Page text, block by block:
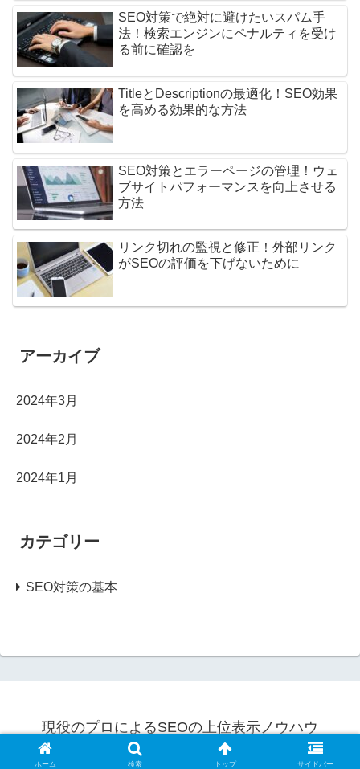
SEO対策で絶対に避けたいスパム手
法！検索エンジンにペナルティを受け
る前に確認を
TitleとDescriptionの最適化！SEO効果
を高める効果的な方法
SEO対策とエラーページの管理！ウェ
ブサイトパフォーマンスを向上させる
方法
リンク切れの監視と修正！外部リンク
がSEOの評価を下げないために
アーカイブ
2024年3月
2024年2月
2024年1月
カテゴリー
SEO対策の基本
現役のプロによるSEOの上位表示ノウハウ
© 2024 現役のプロによるSEOの上位表示ノウハウ.
ホーム 検索 トップ サイドバー